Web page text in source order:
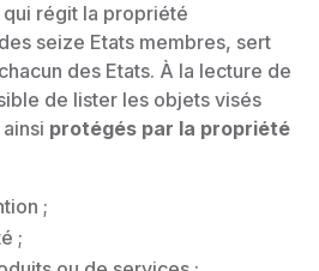
qui régit la propriété
seize Etats membres, sert
des Etats. À la lecture de
de lister les objets visés
protégés par la propriété
;
;